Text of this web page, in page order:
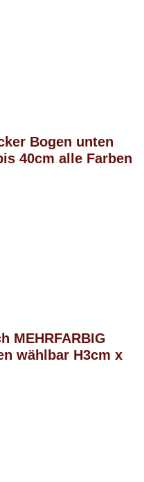
Bogen unten
40cm alle Farben
MEHRFARBIG
wählbar H3cm x